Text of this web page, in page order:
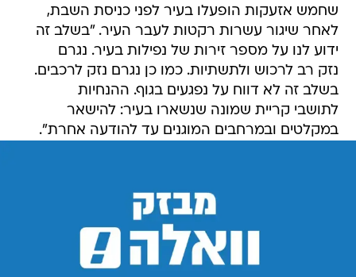
שחמש אזעקות הופעלו בעיר לפני כניסת השבת,
לאחר שיגור עשרות רקטות לעבר העיר. "בשלב זה
ידוע לנו על מספר זירות של נפילות בעיר. נגרם
נזק רב לרכוש ולתשתיות. כמו כן נגרם נזק לרכבים.
בשלב זה לא דווח על נפגעים בגוף. ההנחיות
לתושבי קריית שמונה שנשארו בעיר: להישאר
במקלטים ובמרחבים המוגנים עד להודעה אחרת".